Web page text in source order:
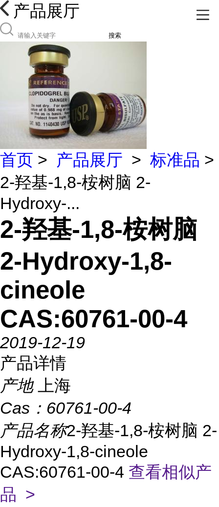
产品展厅
搜索
首页 > 产品展厅 > 标准品 >
2-羟基-1,8-桉树脑 2-
Hydroxy-...
2-羟基-1,8-桉树脑
2-Hydroxy-1,8-
cineole
CAS:60761-00-4
2019-12-19
产品详情
产地
上海
Cas： 60761-00-4
产品名称2-羟基-1,8-桉树脑 2-
Hydroxy-1,8-cineole
CAS:60761-00-4 查看相似产
品 >